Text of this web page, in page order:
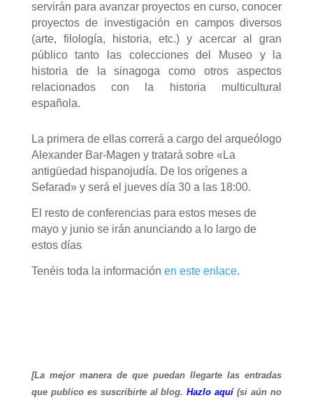
servirán para avanzar proyectos en curso, conocer
proyectos de investigación en campos diversos
(arte, filología, historia, etc.) y acercar al gran
público tanto las colecciones del Museo y la
historia de la sinagoga como otros aspectos
relacionados con la historia multicultural
española.
La primera de ellas correrá a cargo del arqueólogo
Alexander Bar-Magen y tratará sobre «La
antigüedad hispanojudía. De los orígenes a
Sefarad» y será el jueves día 30 a las 18:00.
El resto de conferencias para estos meses de
mayo y junio se irán anunciando a lo largo de
estos días
Tenéis toda la información en este enlace.
[La mejor manera de que puedan llegarte las entradas
que publico es suscribirte al blog.Hazlo aquí(si aún no